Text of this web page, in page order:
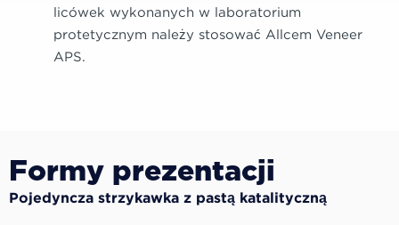
licówek wykonanych w laboratorium
protetycznym należy stosować Allcem Veneer
APS.
Formy prezentacji
Pojedyncza strzykawka z pastą katalityczną